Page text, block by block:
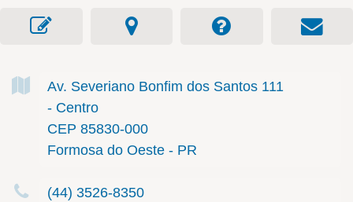
Av. Severiano Bonfim dos Santos 111
- Centro
CEP 85830-000
Formosa do Oeste - PR
(44) 3526-8350